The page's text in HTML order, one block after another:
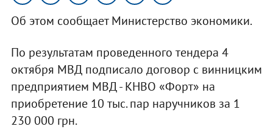
Об этом сообщает Министерство экономики.
По результатам проведенного тендера 4
октября МВД подписало договор с винницким
предприятием МВД - КНВО «Форт» на
приобретение 10 тыс. пар наручников за 1
230 000 грн.